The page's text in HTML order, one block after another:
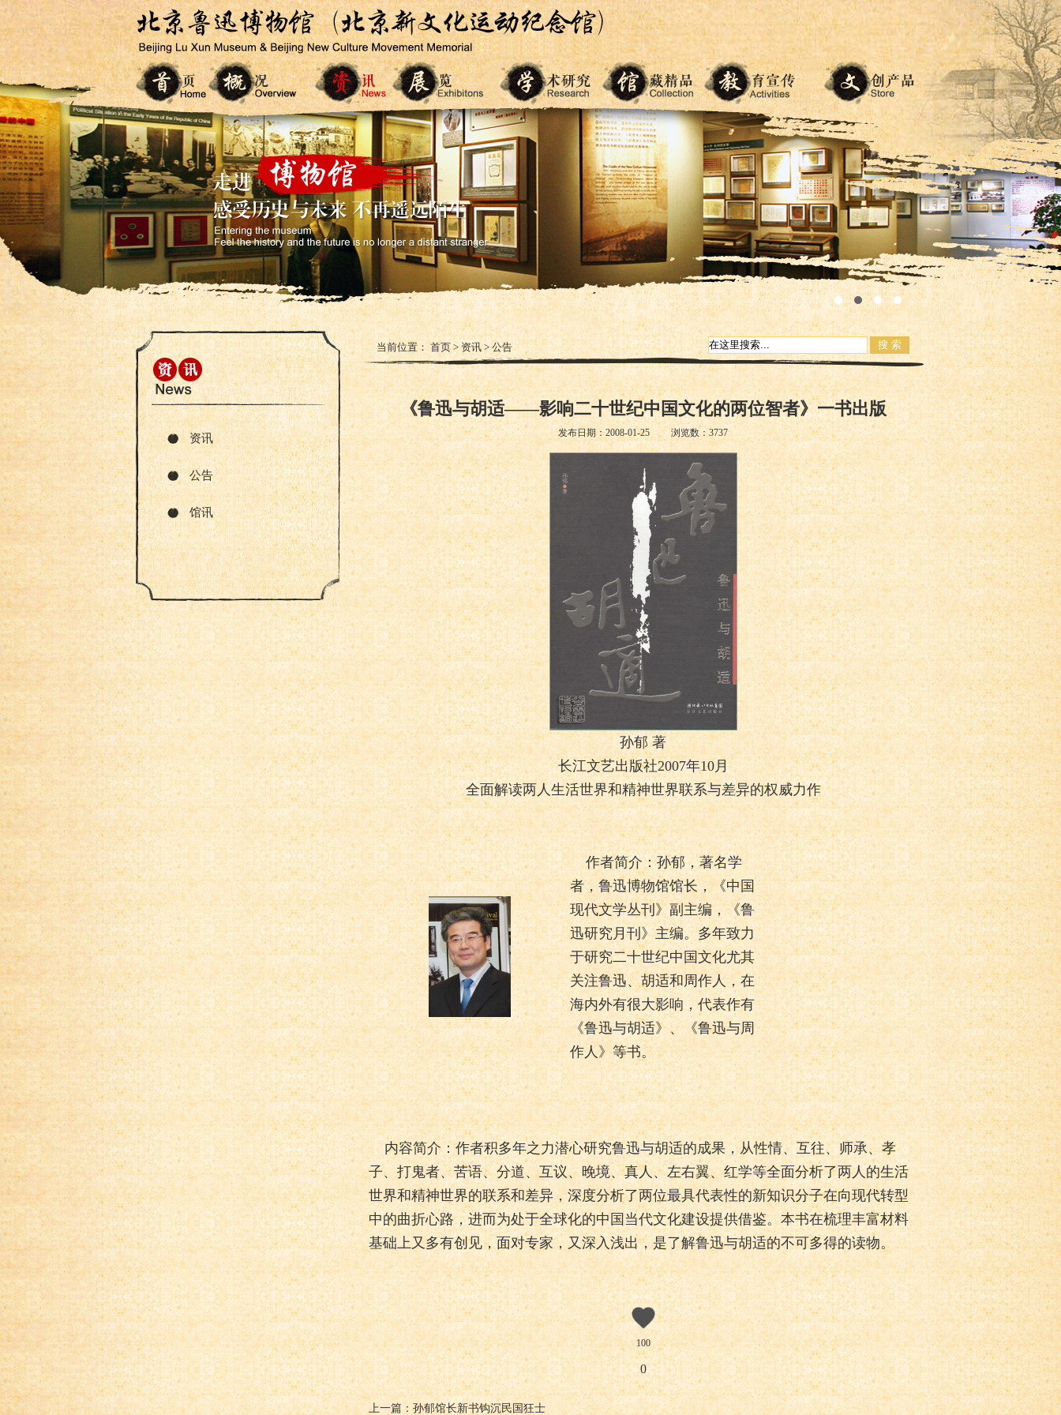
资讯
公告
馆讯
当前位置：首页>资讯>公告
《鲁迅与胡适——影响二十世纪中国文化的两位智者》一书出版
发布日期：2008-01-25 浏览数：3737
孙郁 著
长江文艺出版社2007年10月
全面解读两人生活世界和精神世界联系与差异的权威力作
作者简介：孙郁，著名学
者，鲁迅博物馆馆长，《中国
现代文学丛刊》副主编，《鲁
迅研究月刊》主编。多年致力
于研究二十世纪中国文化尤其
关注鲁迅、胡适和周作人，在
海内外有很大影响，代表作有
《鲁迅与胡适》、《鲁迅与周
作人》等书。
内容简介：作者积多年之力潜心研究鲁迅与胡适的成果，从性情、互往、师承、孝
子、打鬼者、苦语、分道、互议、晚境、真人、左右翼、红学等全面分析了两人的生活
世界和精神世界的联系和差异，深度分析了两位最具代表性的新知识分子在向现代转型
中的曲折心路，进而为处于全球化的中国当代文化建设提供借鉴。本书在梳理丰富材料
基础上又多有创见，面对专家，又深入浅出，是了解鲁迅与胡适的不可多得的读物。
100
0
上一篇：孙郁馆长新书钩沉民国狂士